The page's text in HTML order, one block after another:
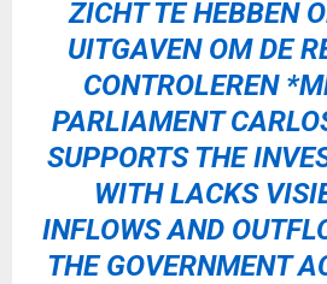
ZICHT TE HEBBEN
UITGAVEN OM DE
CONTROLEREN
PARLIAMENT
SUPPORTS THE
WITH LACKS
INFLOWS AND
THE GOVERNMENT